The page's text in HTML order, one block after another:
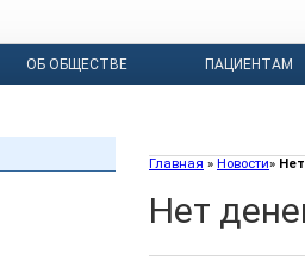
ОБ ОБЩЕСТВЕ ПАЦИЕНТАМ
Главная » Новости»
Нет